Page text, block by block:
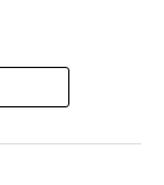
hasta
Acacia.
titular
hermano de
hago una
era
muy